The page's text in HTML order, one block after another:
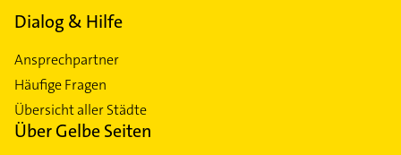
Dialog & Hilfe
Ansprechpartner
Häufige Fragen
Übersicht aller Städte
Über Gelbe Seiten